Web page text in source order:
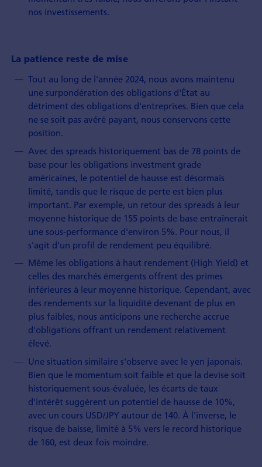
nos investissements.
La patience reste de mise
Tout au long de l'année 2024, nous avons maintenu
une surpondération des obligations d'État au
détriment des obligations d'entreprises. Bien que cela
ne se soit pas avéré payant, nous conservons cette
position.
Avec des spreads historiquement bas de 78 points de
base pour les obligations investment grade
américaines, le potentiel de hausse est désormais
limité, tandis que le risque de perte est bien plus
important. Par exemple, un retour des spreads à leur
moyenne historique de 155 points de base entraînerait
une sous-performance d'environ 5%. Pour nous, il
s'agit d'un profil de rendement peu équilibré.
Même les obligations à haut rendement (High Yield) et
celles des marchés émergents offrent des primes
inférieures à leur moyenne historique. Cependant, avec
des rendements sur la liquidité devenant de plus en
plus faibles, nous anticipons une recherche accrue
d'obligations offrant un rendement relativement
élevé.
Une situation similaire s'observe avec le yen japonais.
Bien que le momentum soit faible et que la devise soit
historiquement sous-évaluée, les écarts de taux
d'intérêt suggèrent un potentiel de hausse de 10%,
avec un cours USD/JPY autour de 140. À l'inverse, le
risque de baisse, limité à 5% vers le record historique
de 160, est deux fois moindre.